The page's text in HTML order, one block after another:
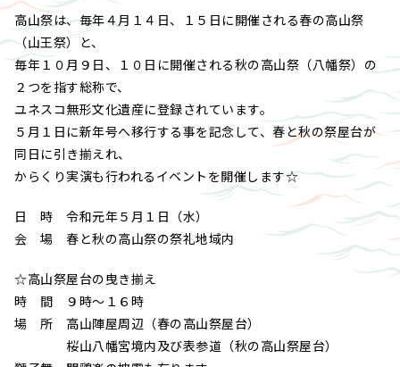
高山祭は、毎年４月１４日、１５日に開催される春の高山祭
（山王祭）と、
毎年１０月９日、１０日に開催される秋の高山祭（八幡祭）の
２つを指す総称で、
ユネスコ無形文化遺産に登録されています。
５月１日に新年号へ移行する事を記念して、春と秋の祭屋台が
同日に引き揃えれ、
からくり実演も行われるイベントを開催します☆
日 時 令和元年５月１日（水）
会 場 春と秋の高山祭の祭礼地域内
☆高山祭屋台の曳き揃え
時 間 ９時～１６時
場 所 高山陣屋周辺（春の高山祭屋台）
桜山八幡宮境内及び表参道（秋の高山祭屋台）